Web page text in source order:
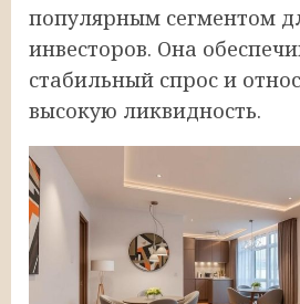
популярным сегментом
инвесторов. Она
стабильный спрос и
высокую ликвидность.